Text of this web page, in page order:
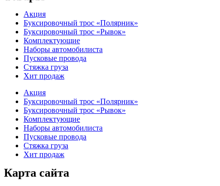
Акция
Буксировочный трос «Полярник»
Буксировочный трос «Рывок»
Комплектующие
Наборы автомобилиста
Пусковые провода
Стяжка груза
Хит продаж
Акция
Буксировочный трос «Полярник»
Буксировочный трос «Рывок»
Комплектующие
Наборы автомобилиста
Пусковые провода
Стяжка груза
Хит продаж
Карта сайта